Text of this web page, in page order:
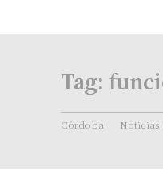
Tag:
Córdoba Noticias